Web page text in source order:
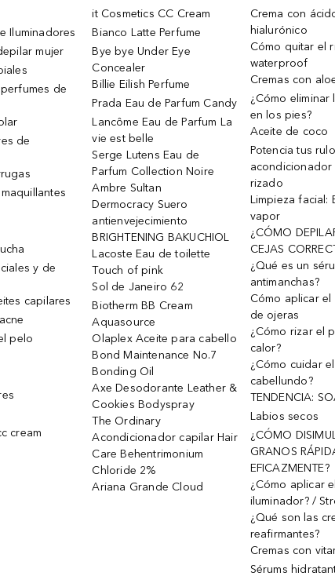
Iluminadores
mujer
de
de
y de
capilares
pelo
cream
it Cosmetics CC Cream
Bianco Latte Perfume
Bye bye Under Eye
Concealer
Billie Eilish Perfume
Prada Eau de Parfum Candy
Lancôme Eau de Parfum La
vie est belle
Serge Lutens Eau de
Parfum Collection Noire
Ambre Sultan
Dermocracy Suero
antienvejecimiento
BRIGHTENING BAKUCHIOL
Lacoste Eau de toilette
Touch of pink
Sol de Janeiro 62
Biotherm BB Cream
Aquasource
Olaplex Aceite para cabello
Bond Maintenance No.7
Bonding Oil
Axe Desodorante Leather &
Cookies Bodyspray
The Ordinary
Acondicionador capilar Hair
Care Behentrimonium
Chloride 2%
Ariana Grande Cloud
Crema con
hialurónico
Cómo quitar el
waterproof
Cremas con
¿Cómo eliminar
en los pies?
Aceite de coco
Potencia tus
rizado
Limpieza facial:
vapor
¿CÓMO
CEJAS
¿Qué es un
antimanchas?
Cómo aplicar
de ojeras
¿Cómo rizar el
calor?
¿Cómo cuidar
cabellundo?
TENDENCIA:
Labios secos
¿CÓMO
GRANOS
EFICAZMENTE?
¿Cómo aplicar el
iluminador? /
¿Qué son las
reafirmantes?
Cremas con
Sérums